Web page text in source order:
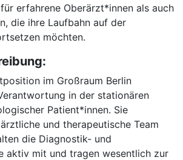
erfahrene Oberärzt*innen als auch
die ihre Laufbahn auf der
möchten.
im Großraum Berlin
in der stationären
Patient*innen. Sie
und therapeutische Team
die Diagnostik- und
aktiv mit und tragen wesentlich zur